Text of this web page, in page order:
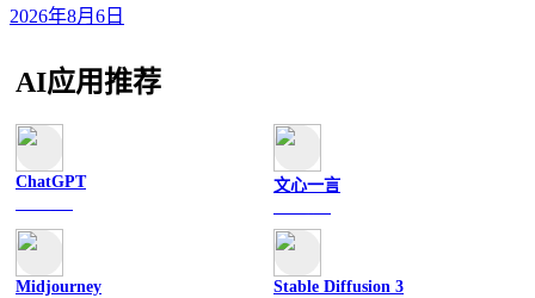
2026年8月6日
AI应用推荐
ChatGPT 文心一言
Midjourney Stable Diffusion 3